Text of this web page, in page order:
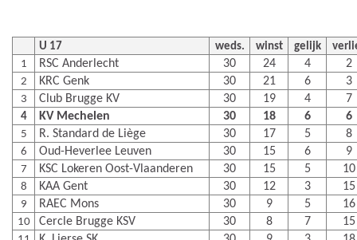
U 17 weds. winst gelijk
1
RSC Anderlecht 30 24 4 2
2 KRC Genk 30 21 6 3
3 Club Brugge KV 30 19 4 7
4 KV Mechelen 30 18 6 6
5 R. Standard de Liège 30 17 5 8
6 Oud-Heverlee Leuven 30 15 6 9
7 KSC Lokeren Oost-Vlaanderen 30 15 5 10
8 KAA Gent 30 12 3 15
9 RAEC Mons 30 9 5 16
10 Cercle Brugge KSV 30 8 7 15